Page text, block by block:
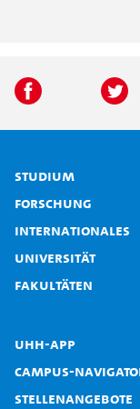
Studium
Forschung
Internationales
Universität
Fakultäten
UHH-App
Campus-
Stellenangebote